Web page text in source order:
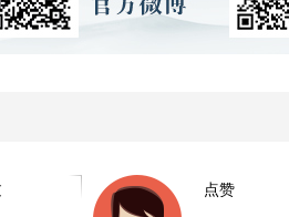
点赞